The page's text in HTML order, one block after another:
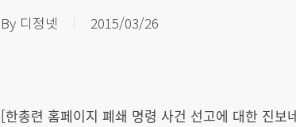
By 디정넷 2015/03/26
[한총련 홈페이지 폐쇄 명령 사건 선고에 대한 진보